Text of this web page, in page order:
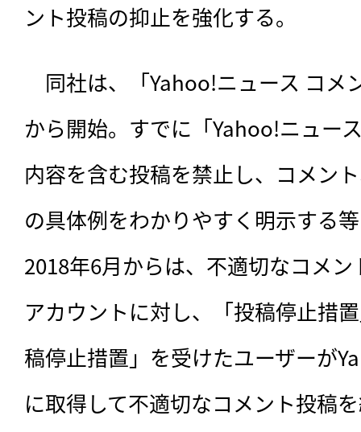
ント投稿の抑止を強化する。
同社は、「Yahoo!ニュース コメ
から開始。すでに「Yahoo!ニュー
内容を含む投稿を禁止し、コメン
の具体例をわかりやすく明示する
2018年6月からは、不適切なコメ
アカウントに対し、「投稿停止措
稿停止措置」を受けたユーザーが
に取得して不適切なコメント投稿